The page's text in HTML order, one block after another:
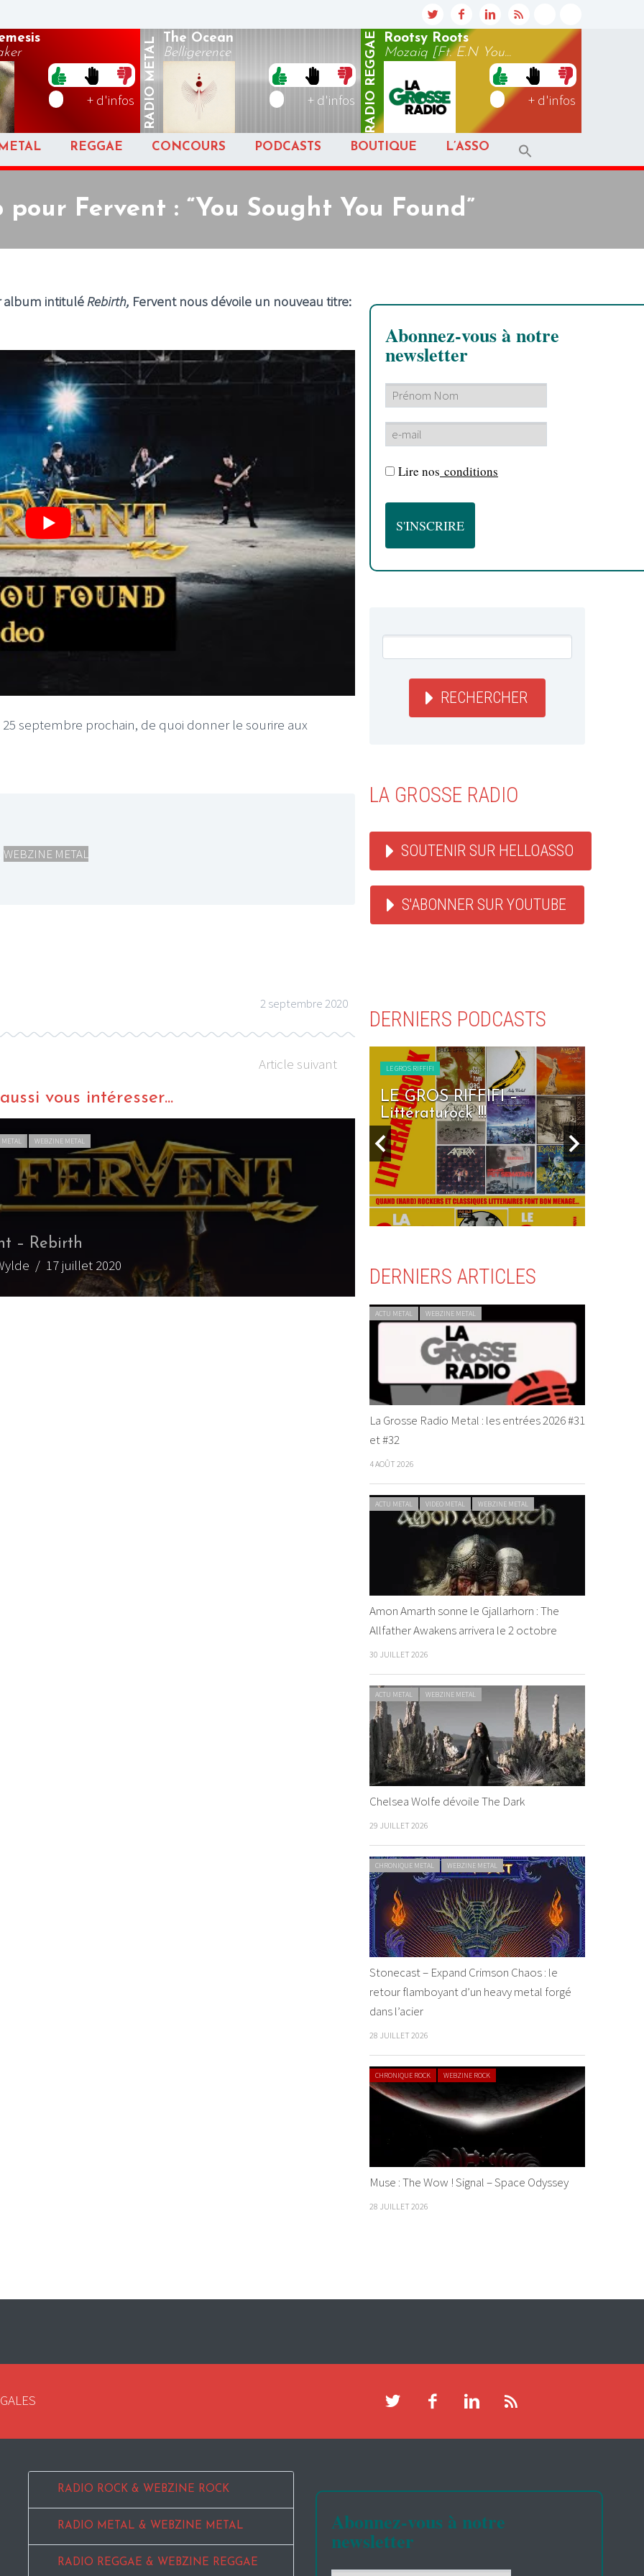
+ d'infos RADIO
METAL
The Ocean
Belligerence
+ d'infos RADIO
REGGAE
Rootsy Roots
Mozaiq [Ft. E.N You...
+ d'infos
METAL REGGAE CONCOURS PODCASTS BOUTIQUE L’ASSO
Fervent : “You Sought You Found”
album intituléRebirth, Fervent nous dévoile un nouveau titre:
septembre prochain, de quoi donner le sourire aux
WEBZINE METAL
2 septembre 2020
Article suivant
vous intéresser...
WEBZINE METAL
– Rebirth
/ 17 juillet 2020
Abonnez-vous à notre
newsletter
Lire nos conditions
RECHERCHER
LA GROSSE RADIO
SOUTENIR SUR HELLOASSO
S'ABONNER SUR YOUTUBE
DERNIERS PODCASTS
GROS RIFFIFI – Surfin’
LE GROS RIFFIFI LE GROS RIFFIFI
LE GROS RIFFIFI – Seven
Days To Rock !!!
DERNIERS ARTICLES
ACTU METAL WEBZINE METAL
La Grosse Radio Metal : les entrées 2026 #31
et #32
4 AOÛT 2026
ACTU METAL VIDEO METAL WEBZINE METAL
Amon Amarth sonne le Gjallarhorn : The
Allfather Awakens arrivera le 2 octobre
30 JUILLET 2026
ACTU METAL WEBZINE METAL
Chelsea Wolfe dévoile The Dark
29 JUILLET 2026
CHRONIQUE METAL WEBZINE METAL
Stonecast – Expand Crimson Chaos : le
retour flamboyant d’un heavy metal forgé
dans l’acier
28 JUILLET 2026
CHRONIQUE ROCK WEBZINE ROCK
Muse : The Wow ! Signal – Space Odyssey
28 JUILLET 2026
RADIO ROCK & WEBZINE ROCK
RADIO METAL & WEBZINE METAL
RADIO REGGAE & WEBZINE REGGAE
Abonnez-vous à notre
newsletter